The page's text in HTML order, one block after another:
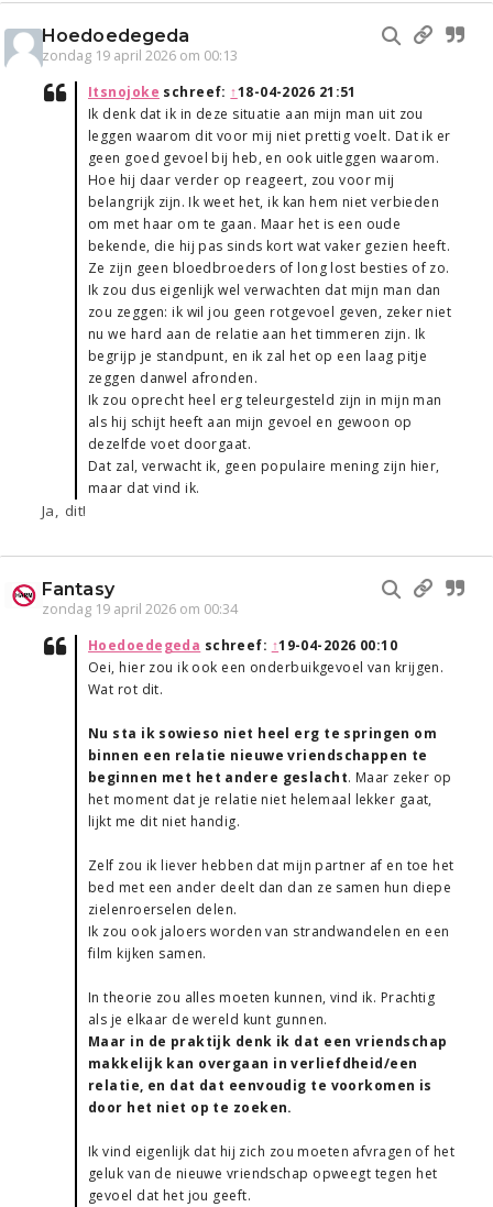
Hoedoedegeda
zondag 19 april 2026 om 00:13
Itsnojoke schreef: ↑18-04-2026 21:51
Ik denk dat ik in deze situatie aan mijn man uit zou
leggen waarom dit voor mij niet prettig voelt. Dat ik er
geen goed gevoel bij heb, en ook uitleggen waarom.
Hoe hij daar verder op reageert, zou voor mij
belangrijk zijn. Ik weet het, ik kan hem niet verbieden
om met haar om te gaan. Maar het is een oude
bekende, die hij pas sinds kort wat vaker gezien heeft.
Ze zijn geen bloedbroeders of long lost besties of zo.
Ik zou dus eigenlijk wel verwachten dat mijn man dan
zou zeggen: ik wil jou geen rotgevoel geven, zeker niet
nu we hard aan de relatie aan het timmeren zijn. Ik
begrijp je standpunt, en ik zal het op een laag pitje
zeggen danwel afronden.
Ik zou oprecht heel erg teleurgesteld zijn in mijn man
als hij schijt heeft aan mijn gevoel en gewoon op
dezelfde voet doorgaat.
Dat zal, verwacht ik, geen populaire mening zijn hier,
maar dat vind ik.
Ja, dit!
Fantasy
zondag 19 april 2026 om 00:34
Hoedoedegeda schreef: ↑19-04-2026 00:10
Oei, hier zou ik ook een onderbuikgevoel van krijgen.
Wat rot dit.
Nu sta ik sowieso niet heel erg te springen om
binnen een relatie nieuwe vriendschappen te
beginnen met het andere geslacht. Maar zeker op
het moment dat je relatie niet helemaal lekker gaat,
lijkt me dit niet handig.
Zelf zou ik liever hebben dat mijn partner af en toe het
bed met een ander deelt dan dan ze samen hun diepe
zielenroerselen delen.
Ik zou ook jaloers worden van strandwandelen en een
film kijken samen.
In theorie zou alles moeten kunnen, vind ik. Prachtig
als je elkaar de wereld kunt gunnen.
Maar in de praktijk denk ik dat een vriendschap
makkelijk kan overgaan in verliefdheid/een
relatie, en dat dat eenvoudig te voorkomen is
door het niet op te zoeken.
Ik vind eigenlijk dat hij zich zou moeten afvragen of het
geluk van de nieuwe vriendschap opweegt tegen het
gevoel dat het jou geeft.